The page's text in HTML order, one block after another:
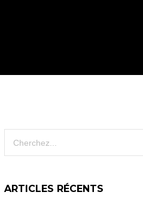
ARTICLES RÉCENTS